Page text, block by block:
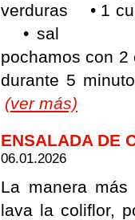
verduras • 1
• sal
pochamos con
durante 5
(ver más)
ENSALADA DE
06.01.2026
La manera
lava la coliflor,